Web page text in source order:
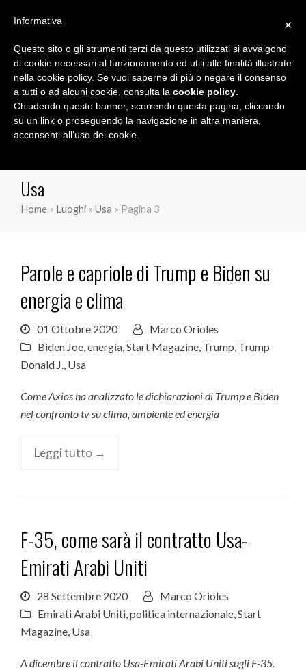
Marco Orioles
Usa
Home » Luoghi » Usa » Pagina 3
Parole e capriole di Trump e Biden su
energia e clima
01 Ottobre 2020
Marco Orioles
Biden Joe,energia,Start Magazine, Trump, Trump
Donald J., Usa
Come Axios ha analizzato le dichiarazioni di Trump e Biden
nel confronto tv su clima, ambiente ed energia
Leggi tutto →
F-35, come sarà il contratto Usa-
Emirati Arabi Uniti
28 Settembre 2020
Marco Orioles
Emirati Arabi Uniti politica internazionale Start
Magazine Usa
A dicembre il contratto Usa-Emirati Arabi Uniti sugli F-35.
×
Informativa
Questo sito o gli strumenti terzi da questo utilizzati si avvalgono
di cookie necessari al funzionamento ed utili alle finalità illustrate
nella cookie policy. Se vuoi saperne di più o negare il consenso
a tutti o ad alcuni cookie, consulta la cookie policy
Chiudendo questo banner, scorrendo questa pagina, cliccando
su un link o proseguendo la navigazione in altra maniera,
acconsenti all’uso dei cookie.